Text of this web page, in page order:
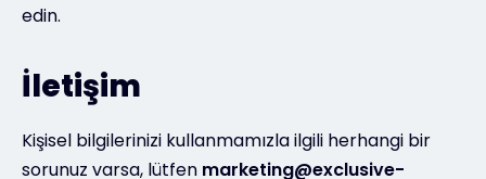
edin.
İletişim
Kişisel bilgilerinizi kullanmamızla ilgili herhangi bir
sorunuz varsa, lütfen marketing@exclusive-